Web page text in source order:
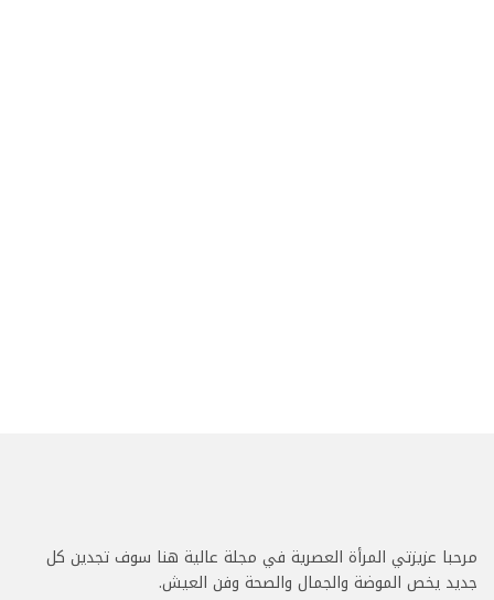
مرحبا عزيزتي المرأة العصرية في مجلة عالية هنا سوف تجدين كل
جديد يخص الموضة والجمال والصحة وفن العيش.